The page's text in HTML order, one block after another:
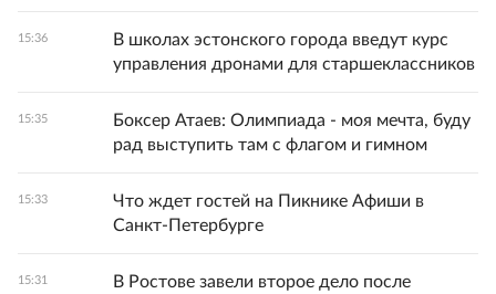
15:36
В школах эстонского города введут курс
управления дронами для старшеклассников
15:35
Боксер Атаев: Олимпиада - моя мечта, буду
рад выступить там с флагом и гимном
15:33
Что ждет гостей на Пикнике Афиши в
Санкт-Петербурге
15:31
В Ростове завели второе дело после